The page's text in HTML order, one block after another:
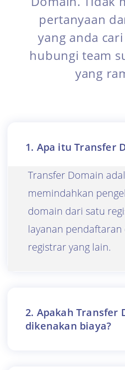
pertanyaan
yang anda
hubungi team
yang
1. Apa itu Transfer
Transfer Domain
memindahkan
domain dari satu
layanan pendaftaran
registrar yang lain.
2. Apakah Transfer
dikenakan biaya?